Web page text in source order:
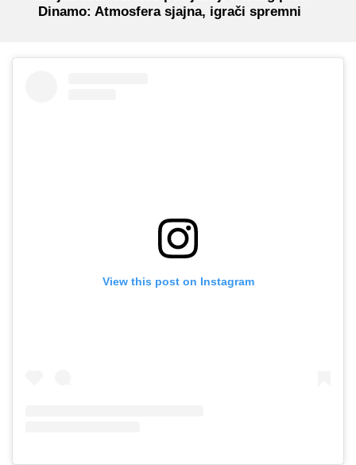
Dinamo: Atmosfera sjajna, igrači spremni
View this post on Instagram